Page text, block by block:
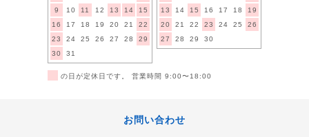
9
10 11 12 13 14
15
16
17 18 19 20 21
22
23
24 25 26 27 28
29
30
31
13
14 15 16 17 18
19
20
21 22 23 24 25
26
27
28 29 30
の日が定休日です。 営業時間 9:00〜18:00
お問い合わせ